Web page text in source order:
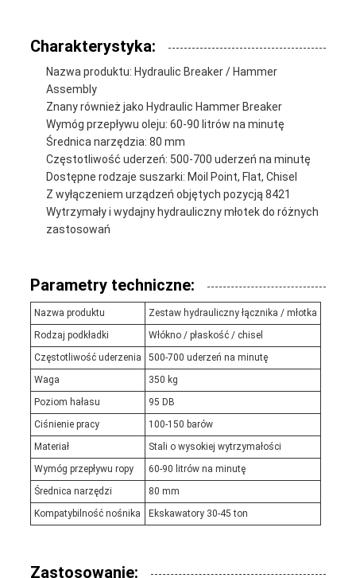
Charakterystyka:
Nazwa produktu: Hydraulic Breaker / Hammer
Assembly
Znany również jako Hydraulic Hammer Breaker
Wymóg przepływu oleju: 60-90 litrów na minutę
Średnica narzędzia: 80 mm
Częstotliwość uderzeń: 500-700 uderzeń na minutę
Dostępne rodzaje suszarki: Moil Point, Flat, Chisel
Z wyłączeniem urządzeń objętych pozycją 8421
Wytrzymały i wydajny hydrauliczny młotek do różnych
zastosowań
Parametry techniczne:
Nazwa produktu
Zestaw hydrauliczny łącznika / młotka
Rodzaj podkładki
Włókno / płaskość / chisel
Częstotliwość uderzenia
500-700 uderzeń na minutę
Waga
350 kg
Poziom hałasu
95 DB
Ciśnienie pracy
100-150 barów
Materiał
Stali o wysokiej wytrzymałości
Wymóg przepływu ropy
60-90 litrów na minutę
Średnica narzędzi
80 mm
Kompatybilność nośnika
Ekskawatory 30-45 ton
Zastosowanie: